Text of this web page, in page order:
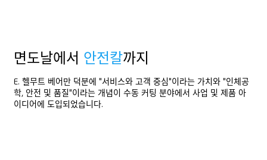
면도날에서 안전칼까지
E. 헬무트 베어만 덕분에 "서비스와 고객 중심"이라는 가치와 "인체공
학, 안전 및 품질"이라는 개념이 수동 커팅 분야에서 사업 및 제품 아
이디어에 도입되었습니다.